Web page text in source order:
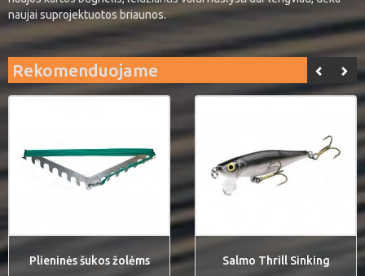
naujai suprojektuotos briaunos.
Rekomenduojame
Plieninės šukos žolėms Salmo Thrill Sinking